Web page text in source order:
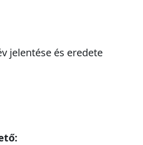
jelentése és eredete